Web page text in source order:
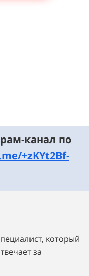
канал по
+zKYt2Bf-
который
за